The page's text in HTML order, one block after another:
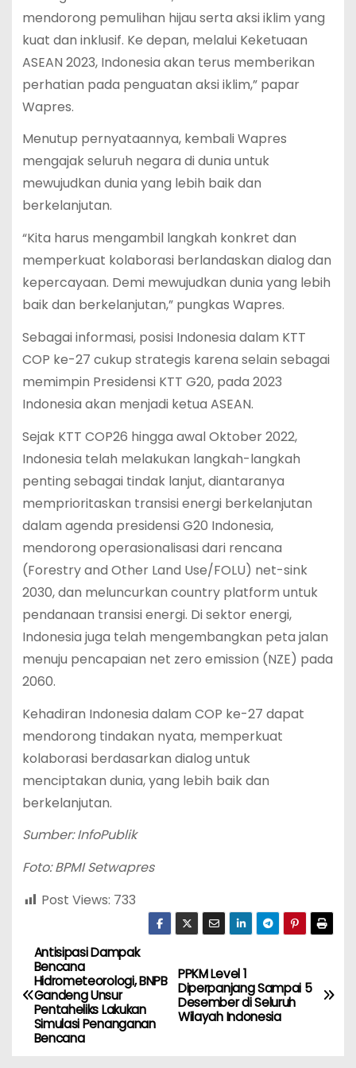
mendorong pemulihan hijau serta aksi iklim yang
kuat dan inklusif. Ke depan, melalui Keketuaan
ASEAN 2023, Indonesia akan terus memberikan
perhatian pada penguatan aksi iklim,” papar
Wapres.
Menutup pernyataannya, kembali Wapres
mengajak seluruh negara di dunia untuk
mewujudkan dunia yang lebih baik dan
berkelanjutan.
“Kita harus mengambil langkah konkret dan
memperkuat kolaborasi berlandaskan dialog dan
kepercayaan. Demi mewujudkan dunia yang lebih
baik dan berkelanjutan,” pungkas Wapres.
Sebagai informasi, posisi Indonesia dalam KTT
COP ke-27 cukup strategis karena selain sebagai
memimpin Presidensi KTT G20, pada 2023
Indonesia akan menjadi ketua ASEAN.
Sejak KTT COP26 hingga awal Oktober 2022,
Indonesia telah melakukan langkah-langkah
penting sebagai tindak lanjut, diantaranya
memprioritaskan transisi energi berkelanjutan
dalam agenda presidensi G20 Indonesia,
mendorong operasionalisasi dari rencana
(Forestry and Other Land Use/FOLU) net-sink
2030, dan meluncurkan country platform untuk
pendanaan transisi energi. Di sektor energi,
Indonesia juga telah mengembangkan peta jalan
menuju pencapaian net zero emission (NZE) pada
2060.
Kehadiran Indonesia dalam COP ke-27 dapat
mendorong tindakan nyata, memperkuat
kolaborasi berdasarkan dialog untuk
menciptakan dunia, yang lebih baik dan
berkelanjutan.
Sumber: InfoPublik
Foto: BPMI Setwapres
Post Views: 733
N
a
v
PPKM Level 1
Diperpanjang Sampai 5
Desember di Seluruh
Wilayah Indonesia
Antisipasi Dampak
Bencana
Hidrometeorologi, BNPB
Gandeng Unsur
Pentaheliks Lakukan
Simulasi Penanganan
Bencana